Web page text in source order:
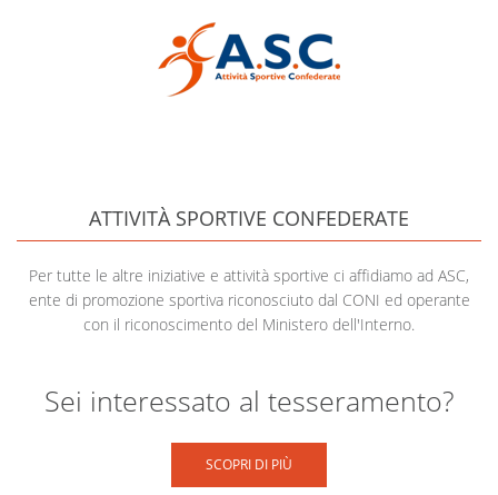
ATTIVITÀ SPORTIVE CONFEDERATE
Per tutte le altre iniziative e attività sportive ci affidiamo ad ASC,
ente di promozione sportiva riconosciuto dal CONI ed operante
con il riconoscimento del Ministero dell'Interno.
Sei interessato al tesseramento?
SCOPRI DI PIÙ